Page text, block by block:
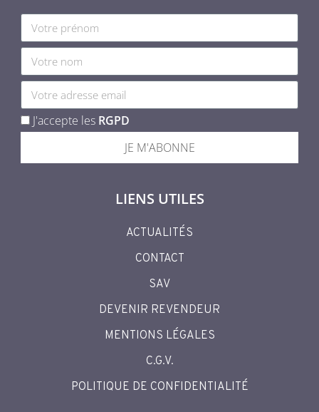
J'accepte les RGPD
JE M'ABONNE
LIENS UTILES
ACTUALITÉS
CONTACT
SAV
DEVENIR REVENDEUR
MENTIONS LÉGALES
C.G.V.
POLITIQUE DE CONFIDENTIALITÉ